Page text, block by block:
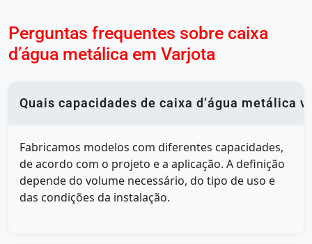
Perguntas frequentes sobre caixa
d’água metálica em Varjota
Quais capacidades de caixa d’água metálica
Fabricamos modelos com diferentes capacidades,
de acordo com o projeto e a aplicação. A definição
depende do volume necessário, do tipo de uso e
das condições da instalação.